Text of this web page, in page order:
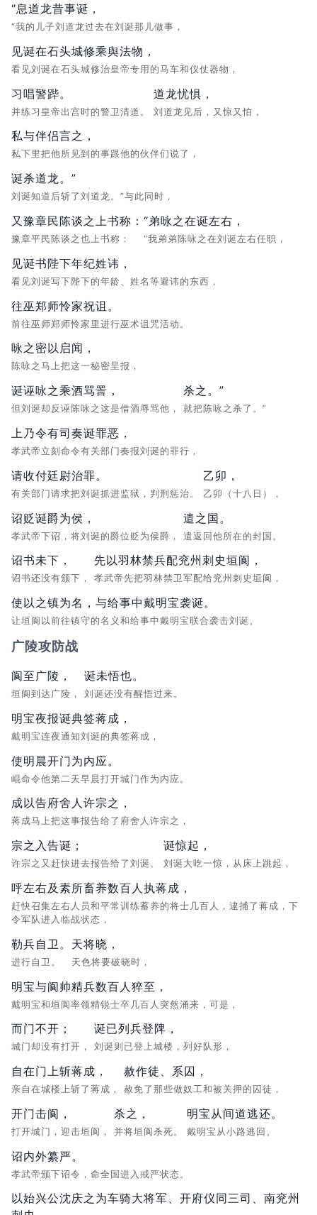
“息道龙昔事诞，
“我的儿子刘道龙过去在刘诞那儿做事，
见诞在石头城修乘舆法物，
看见刘诞在石头城修治皇帝专用的马车和仪仗器物，
习唱警跸。
并练习皇帝出宫时的警卫清道。
道龙忧惧，
刘道龙见后，又惊又怕，
私与伴侣言之，
私下里把他所见到的事跟他的伙伴们说了，
诞杀道龙。”
刘诞知道后斩了刘道龙。”与此同时，
又豫章民陈谈之上书称：
豫章平民陈谈之也上书称：
“弟咏之在诞左右，
“我弟弟陈咏之在刘诞左右任职，
见诞书陛下年纪姓讳，
看见刘诞写下陛下的年龄、姓名等避讳的东西，
往巫郑师怜家祝诅。
前往巫师郑师怜家里进行巫术诅咒活动。
咏之密以启闻，
陈咏之马上把这一秘密呈报，
诞诬咏之乘酒骂詈，
但刘诞却反诬陈咏之这是借酒辱骂他，
杀之。”
就把陈咏之杀了。”
上乃令有司奏诞罪恶，
孝武帝立刻命令有关部门奏报刘诞的罪行，
请收付廷尉治罪。
有关部门请求把刘诞抓进监狱，判刑惩治。
乙卯，
乙卯（十八日），
诏贬诞爵为侯，
孝武帝下诏，将刘诞的爵位贬为侯爵，
遣之国。
遣返回他所在的封国。
诏书未下，
诏书还没有颁下，
先以羽林禁兵配兖州刺史垣阆，
孝武帝先把羽林禁卫军配给兖州刺史垣阆，
使以之镇为名，与给事中戴明宝袭诞。
让垣阆以前往镇守的名义和给事中戴明宝联合袭击刘诞。
广陵攻防战
阆至广陵，
垣阆到达广陵，
诞未悟也。
刘诞还没有醒悟过来。
明宝夜报诞典签蒋成，
戴明宝连夜通知刘诞的典签蒋成，
使明晨开门为内应。
崐命令他第二天早晨打开城门作为内应。
成以告府舍人许宗之，
蒋成马上把这事报告给了府舍人许宗之，
宗之入告诞；
许宗之又赶快进去报告给了刘诞。
诞惊起，
刘诞大吃一惊，从床上跳起，
呼左右及素所畜养数百人执蒋成，
赶快召集左右人员和平常训练蓄养的将士几百人，逮捕了蒋成，下
令军队进入临战状态，
勒兵自卫。
进行自卫。
天将晓，
天色将要破晓时，
明宝与阆帅精兵数百人猝至，
戴明宝和垣阆率领精锐士卒几百人突然涌来，可是，
而门不开；
城门却没有打开，
诞已列兵登陴，
刘诞则已登上城楼，列好队形，
自在门上斩蒋成，
亲自在城楼上斩了蒋成，
赦作徒、系囚，
赦免了那些做奴工和被关押的囚徒，
开门击阆，
打开城门，迎击垣阆，
杀之，
并将垣阆杀死。
明宝从间道逃还。
戴明宝从小路逃回。
诏内外纂严。
孝武帝颁下诏令，命全国进入戒严状态。
以始兴公沈庆之为车骑大将军、开府仪同三司、南兖州